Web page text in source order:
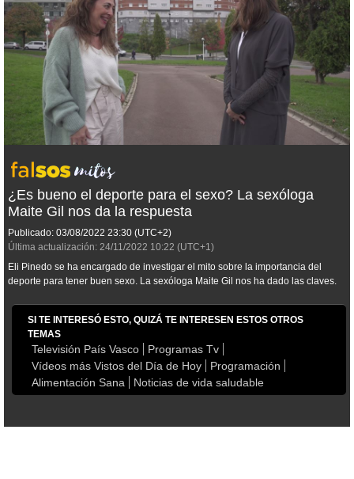
¿Es bueno el deporte para el sexo? La sexóloga
Maite Gil nos da la respuesta
Publicado: 03/08/2022 23:30 (UTC+2)
Última actualización: 24/11/2022 10:22 (UTC+1)
Eli Pinedo se ha encargado de investigar el mito sobre la importancia del
deporte para tener buen sexo. La sexóloga Maite Gil nos ha dado las claves.
SI TE INTERESÓ ESTO, QUIZÁ TE INTERESEN ESTOS OTROS
TEMAS
Televisión País Vasco
Programas Tv
Vídeos más Vistos del Día de Hoy
Programación
Alimentación Sana
Noticias de vida saludable